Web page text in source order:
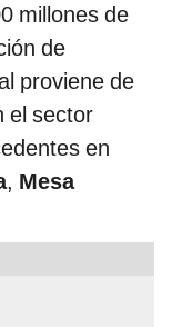
millones de
de
proviene de
el sector
en
, Mesa